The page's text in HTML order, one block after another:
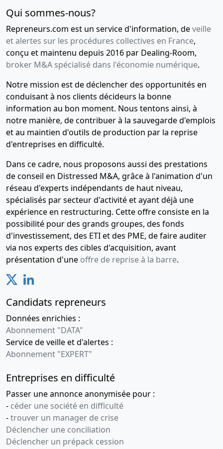
Qui sommes-nous?
Repreneurs.com est un service d'information, deveille
et alertes sur les procédures collectives en France,
conçu et maintenu depuis 2016 par Dealing-Room,
broker M&A spécialisé dans l'économie numérique.
Notre mission est de déclencher des opportunités en
conduisant à nos clients décideurs la bonne
information au bon moment. Nous tentons ainsi, à
notre manière, de contribuer à la sauvegarde d'emplois
et au maintien d'outils de production par la reprise
d'entreprises en difficulté.
Dans ce cadre, nous proposons aussi des prestations
de conseil en Distressed M&A, grâce à l'animation d'un
réseau d'experts indépendants de haut niveau,
spécialisés par secteur d'activité et ayant déjà une
expérience en restructuring. Cette offre consiste en la
possibilité pour des grands groupes, des fonds
d'investissement, des ETI et des PME, de faire auditer
via nos experts des cibles d'acquisition, avant
présentation d'une offre de reprise à la barre.
Candidats repreneurs
Données enrichies :
Abonnement "DATA"
Service de veille et d'alertes :
Abonnement "EXPERT"
Entreprises en difficulté
Passer une annonce anonymisée pour :
- céder une société en difficulté
-trouver un manager de crise
Déclencher une conciliation
Déclencher un prépack cession